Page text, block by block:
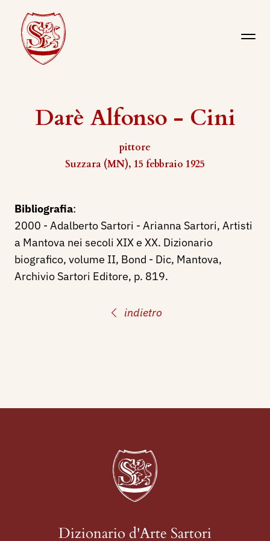
Darè Alfonso - Cini
pittore
Suzzara (MN), 15 febbraio 1925
indietro
Bibliografia:
2000 - Adalberto Sartori - Arianna Sartori, Artisti
a Mantova nei secoli XIX e XX. Dizionario
biografico, volume II, Bond - Dic, Mantova,
Archivio Sartori Editore, p. 819.
Dizionario d'Arte Sartori